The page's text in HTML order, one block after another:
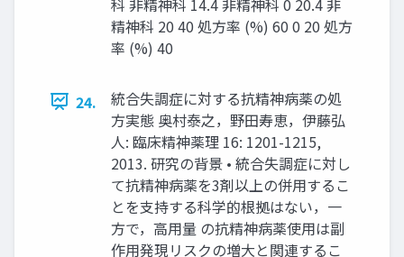
精神科 20 40 処方率 (%) 60 0 20 処方
率 (%) 40
24.
統合失調症に対する抗精神病薬の処
方実態 奥村泰之，野田寿恵，伊藤弘
人: 臨床精神薬理 16: 1201-1215,
2013. 研究の背景 • 統合失調症に対し
て抗精神病薬を3剤以上の併用するこ
とを支持する科学的根拠はない，一
方で，高用量 の抗精神病薬使用は副
作用発現リスクの増大と関連するこ